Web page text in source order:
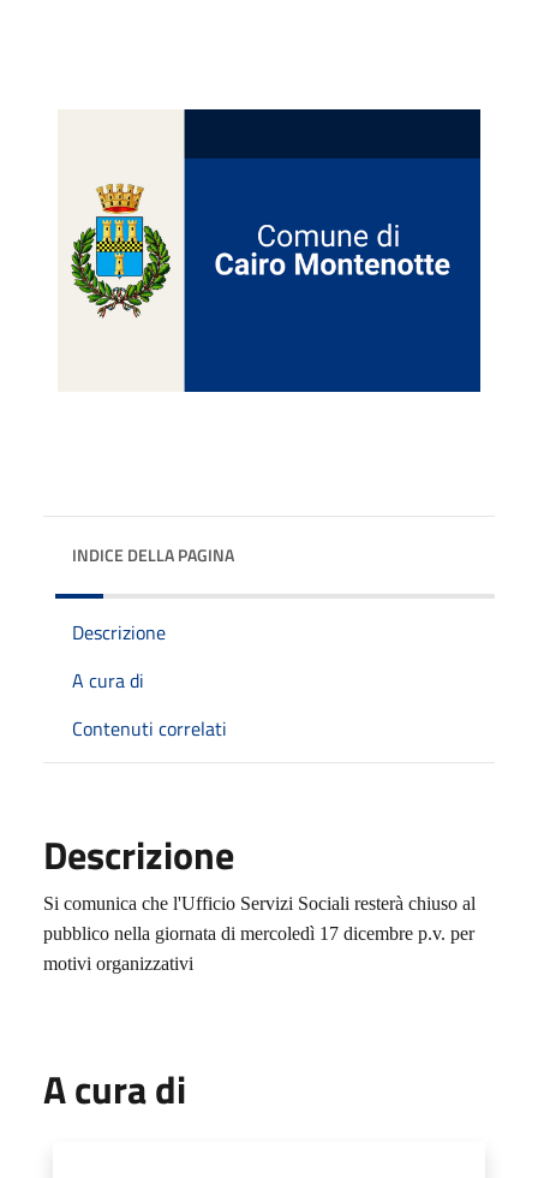
INDICE DELLA PAGINA
Descrizione
A cura di
Contenuti correlati
Descrizione
Si comunica che l'Ufficio Servizi Sociali resterà chiuso al
pubblico nella giornata di mercoledì 17 dicembre p.v. per
motivi organizzativi
A cura di